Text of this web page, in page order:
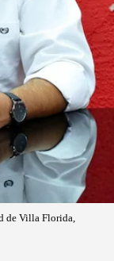
de Villa Florida,